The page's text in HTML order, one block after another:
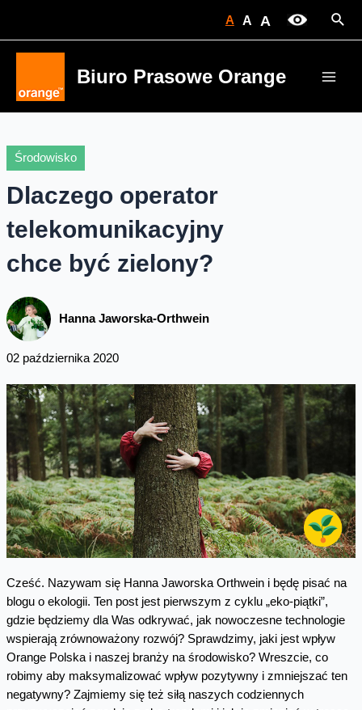
A A A
Biuro Prasowe Orange
Środowisko
Dlaczego operator
telekomunikacyjny
chce być zielony?
Hanna Jaworska-Orthwein
02 października 2020
Cześć. Nazywam się Hanna Jaworska Orthwein i będę pisać na
blogu o ekologii. Ten post jest pierwszym z cyklu „eko-piątki”,
gdzie będziemy dla Was odkrywać, jak nowoczesne technologie
wspierają zrównoważony rozwój? Sprawdzimy, jaki jest wpływ
Orange Polska i naszej branży na środowisko? Wreszcie, co
robimy aby maksymalizować wpływ pozytywny i zmniejszać ten
negatywny? Zajmiemy się też siłą naszych codziennych